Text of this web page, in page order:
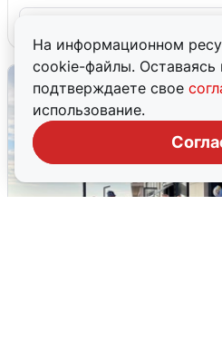
На информационном
cookie-файлы. Оставаясь
подтверждаете свое
использование.